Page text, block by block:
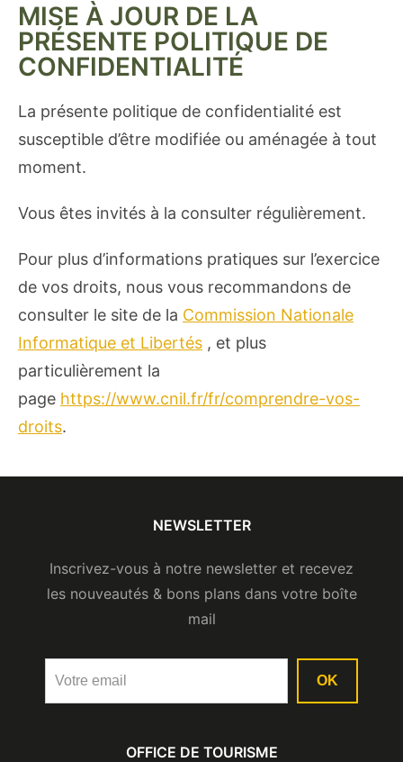
MISE À JOUR DE LA
PRÉSENTE POLITIQUE DE
CONFIDENTIALITÉ
La présente politique de confidentialité est
susceptible d’être modifiée ou aménagée à tout
moment.
Vous êtes invités à la consulter régulièrement.
Pour plus d’informations pratiques sur l’exercice
de vos droits, nous vous recommandons de
consulter le site de la Commission Nationale
Informatique et Libertés , et plus
particulièrement la
page https://www.cnil.fr/fr/comprendre-vos-
droits.
OFFICE DE TOURISME
NEWSLETTER
Inscrivez-vous à notre newsletter et recevez
les nouveautés & bons plans dans votre boîte
mail
OK